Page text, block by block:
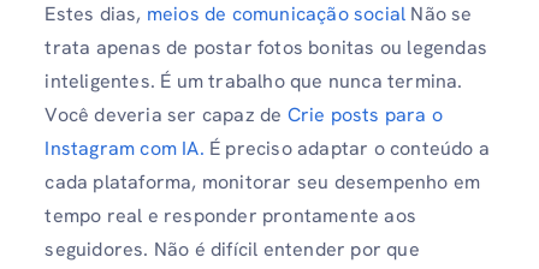
Estes dias, meios de comunicação social Não se
trata apenas de postar fotos bonitas ou legendas
inteligentes. É um trabalho que nunca termina.
Você deveria ser capaz de Crie posts para o
Instagram com IA. É preciso adaptar o conteúdo a
cada plataforma, monitorar seu desempenho em
tempo real e responder prontamente aos
seguidores. Não é difícil entender por que